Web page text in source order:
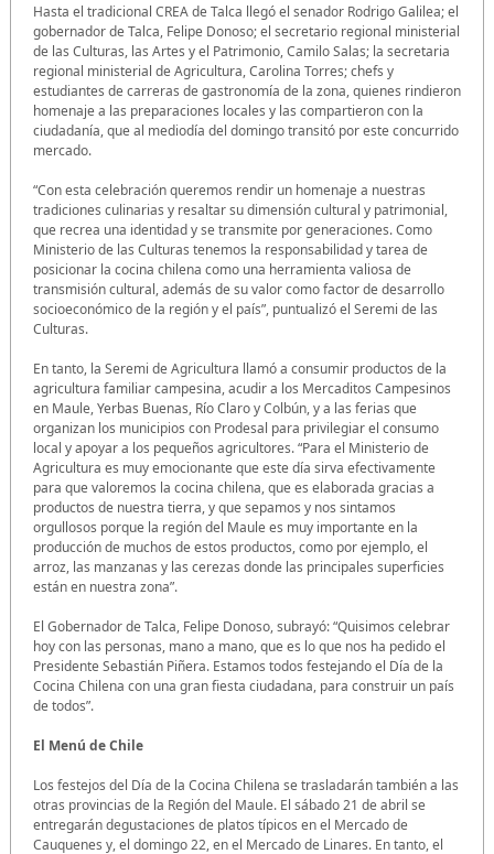
Hasta el tradicional CREA de Talca llegó el senador Rodrigo Galilea; el
gobernador de Talca, Felipe Donoso; el secretario regional ministerial
de las Culturas, las Artes y el Patrimonio, Camilo Salas; la secretaria
regional ministerial de Agricultura, Carolina Torres; chefs y
estudiantes de carreras de gastronomía de la zona, quienes rindieron
homenaje a las preparaciones locales y las compartieron con la
ciudadanía, que al mediodía del domingo transitó por este concurrido
mercado.
“Con esta celebración queremos rendir un homenaje a nuestras
tradiciones culinarias y resaltar su dimensión cultural y patrimonial,
que recrea una identidad y se transmite por generaciones. Como
Ministerio de las Culturas tenemos la responsabilidad y tarea de
posicionar la cocina chilena como una herramienta valiosa de
transmisión cultural, además de su valor como factor de desarrollo
socioeconómico de la región y el país”, puntualizó el Seremi de las
Culturas.
En tanto, la Seremi de Agricultura llamó a consumir productos de la
agricultura familiar campesina, acudir a los Mercaditos Campesinos
en Maule, Yerbas Buenas, Río Claro y Colbún, y a las ferias que
organizan los municipios con Prodesal para privilegiar el consumo
local y apoyar a los pequeños agricultores. “Para el Ministerio de
Agricultura es muy emocionante que este día sirva efectivamente
para que valoremos la cocina chilena, que es elaborada gracias a
productos de nuestra tierra, y que sepamos y nos sintamos
orgullosos porque la región del Maule es muy importante en la
producción de muchos de estos productos, como por ejemplo, el
arroz, las manzanas y las cerezas donde las principales superficies
están en nuestra zona”.
El Gobernador de Talca, Felipe Donoso, subrayó: “Quisimos celebrar
hoy con las personas, mano a mano, que es lo que nos ha pedido el
Presidente Sebastián Piñera. Estamos todos festejando el Día de la
Cocina Chilena con una gran fiesta ciudadana, para construir un país
de todos”.
El Menú de Chile
Los festejos del Día de la Cocina Chilena se trasladarán también a las
otras provincias de la Región del Maule. El sábado 21 de abril se
entregarán degustaciones de platos típicos en el Mercado de
Cauquenes y, el domingo 22, en el Mercado de Linares. En tanto, el